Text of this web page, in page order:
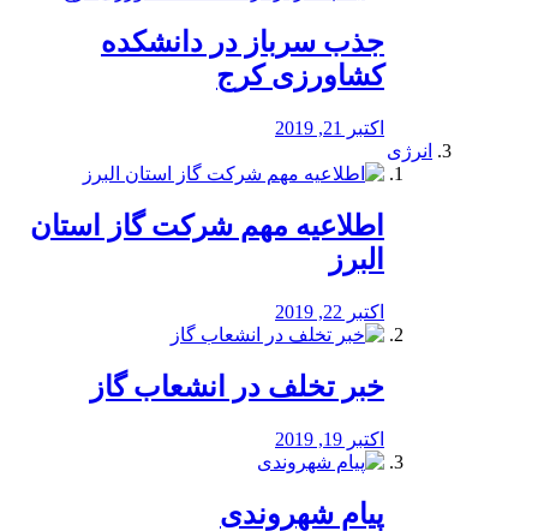
جذب سرباز در دانشکده
کشاورزی کرج
اکتبر 21, 2019
انرژی
️اطلاعیه مهم شرکت گاز استان
البرز
اکتبر 22, 2019
خبر تخلف در انشعاب گاز
اکتبر 19, 2019
پیام شهروندی